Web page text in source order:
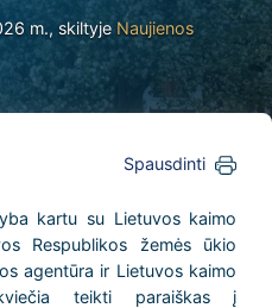
m., skiltyje Naujienos
Spausdinti
kartu su Lietuvos kaimo
Respublikos žemės ūkio
agentūra ir Lietuvos kaimo
teikti paraiškas į